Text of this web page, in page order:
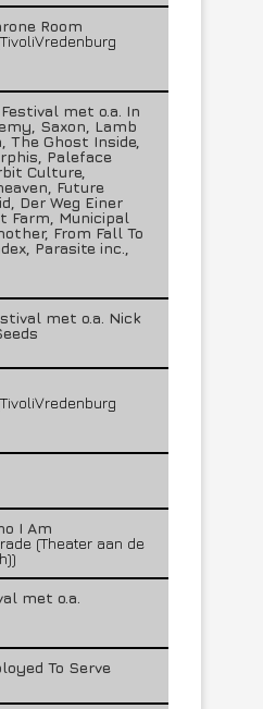
Room
met o.a. In
Saxon, Lamb
The Ghost Inside,
Paleface
Culture,
Future
Der Weg Einer
Farm, Municipal
From Fall To
Parasite inc.,
met o.a. Nick
I Am
(Theater aan de
met o.a.
To Serve